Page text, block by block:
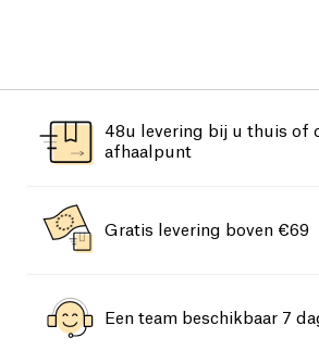
48u levering bij u thuis of
afhaalpunt
Gratis levering boven €69
Een team beschikbaar 7